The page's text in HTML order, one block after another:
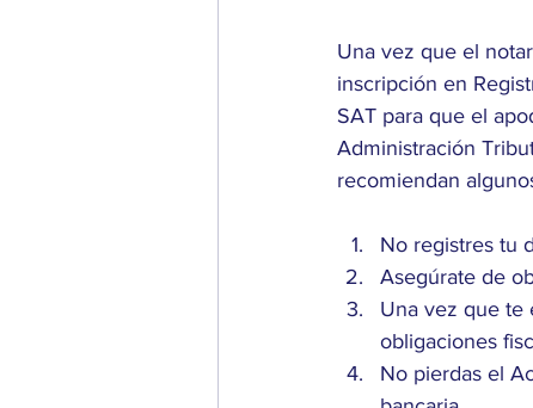
Una vez que el
inscripción en
SAT para que el
Administración
recomiendan
No registres tu
Asegúrate de
Una vez que te
obligaciones
No pierdas el